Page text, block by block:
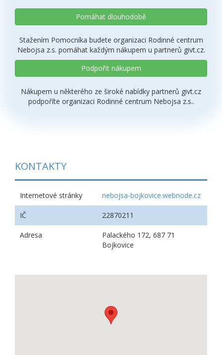
Pomáhat dlouhodobě
Stažením Pomocníka budete organizaci Rodinné centrum
Nebojsa z.s. pomáhat každým nákupem u partnerů givt.cz.
Podpořit nákupem
Nákupem u některého ze široké nabídky partnerů givt.cz
podpoříte organizaci Rodinné centrum Nebojsa z.s..
KONTAKTY
Internetové stránky nebojsa-bojkovice.webnode.cz
IČ 22870211
Adresa
Palackého 172, 687 71
Bojkovice